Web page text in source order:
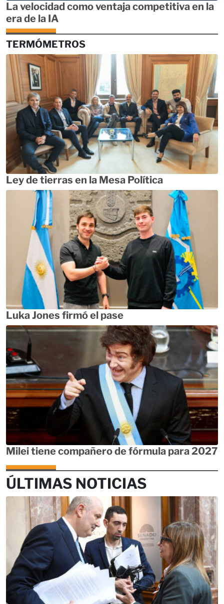
La velocidad como ventaja competitiva en la
era de la IA
TERMÓMETROS
Ley de tierras en la Mesa Política
Luka Jones firmó el pase
Milei tiene compañero de fórmula para 2027
ÚLTIMAS NOTICIAS